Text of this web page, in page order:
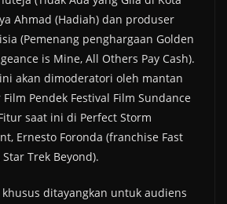
Ahmad (Hadiah) dan produser
(Pemenang penghargaan Golden
is Mine, All Others Pay Cash).
akan dimoderatori oleh mantan
Pendek Festival Film Sundance
saat ini di Perfect Storm
Ernesto Foronda (franchise Fast
Trek Beyond).
khusus ditayangkan untuk audiens